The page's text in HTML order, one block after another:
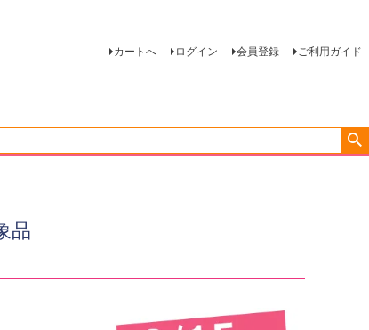
カートへ ログイン 会員登録 ご利用ガイド
品